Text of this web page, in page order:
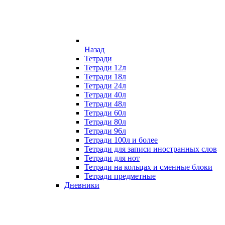
Назад
Тетради
Тетради 12л
Тетради 18л
Тетради 24л
Тетради 40л
Тетради 48л
Тетради 60л
Тетради 80л
Тетради 96л
Тетради 100л и более
Тетради для записи иностранных слов
Тетради для нот
Тетради на кольцах и сменные блоки
Тетради предметные
Дневники